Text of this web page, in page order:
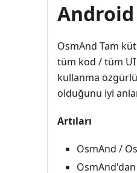
Android
OsmAnd Tam
tüm kod / tüm UI
kullanma
olduğunu iyi
Artıları
OsmAnd /